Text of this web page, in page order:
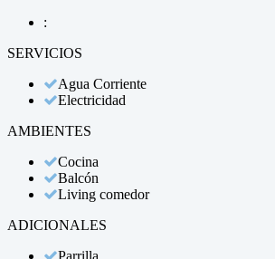
:
SERVICIOS
Agua Corriente
Electricidad
AMBIENTES
Cocina
Balcón
Living comedor
ADICIONALES
Parrilla